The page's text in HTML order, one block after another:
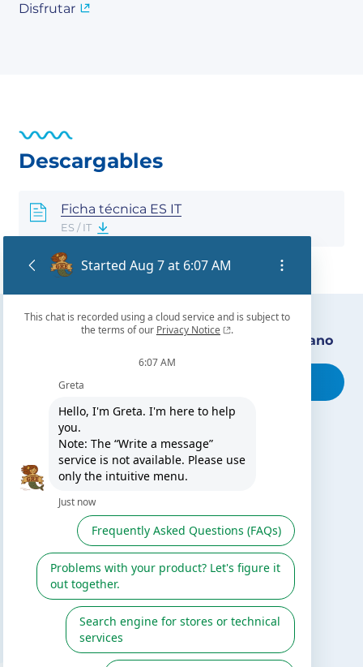
Disfrutar
Descargables
Ficha técnica ES IT
ES / IT
Encuentra nuestro distribuidor más cercano
TE PUEDE INTERESAR
El blog de Gre
Servicio de postventa
Catálogo Gre / Zodiac
SÍGUENOS EN